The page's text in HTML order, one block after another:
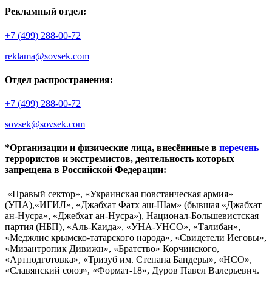
Рекламный отдел:
+7 (499) 288-00-72
reklama@sovsek.com
Отдел распространения:
+7 (499) 288-00-72
sovsek@sovsek.com
*Организации и физические лица, внесённные в перечень
террористов и экстремистов, деятельность которых
запрещена в Российской Федерации:
«Правый сектор», «Украинская повстанческая армия»
(УПА),«ИГИЛ», «Джабхат Фатх аш-Шам» (бывшая «Джабхат
ан-Нусра», «Джебхат ан-Нусра»), Национал-Большевистская
партия (НБП), «Аль-Каида», «УНА-УНСО», «Талибан»,
«Меджлис крымско-татарского народа», «Свидетели Иеговы»,
«Мизантропик Дивижн», «Братство» Корчинского,
«Артподготовка», «Тризуб им. Степана Бандеры», «НСО»,
«Славянский союз», «Формат-18», Дуров Павел Валерьевич.